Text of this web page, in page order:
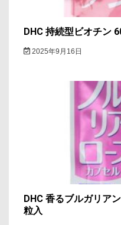
DHC 持続型ビオチン
2025年9月16日
DHC 香るブルガリア
粒入